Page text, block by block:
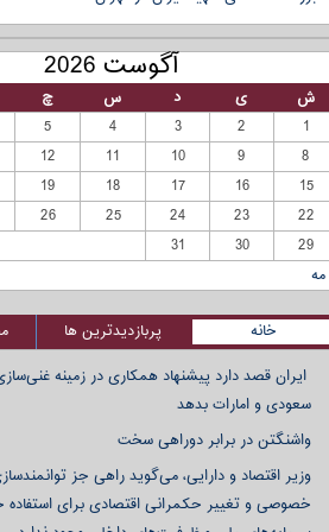
آگوست 2026
ش ی د س چ
1
2
3
4
5
8
9
10
11
12
15
16
17
18
19
22
23
24
25
26
29
30
31
خانه پربازدیدترین ها
ایران قصد دارد پیشنهاد همکاری در زمینه غنی‌سازی
سعودی و امارات بدهد
واشنگتن در برابر دوراهی سخت
وزیر اقتصاد و دارایی، می‌گوید راهی جز
خصوصی و تغییر حکمرانی اقتصادی برای استفاده